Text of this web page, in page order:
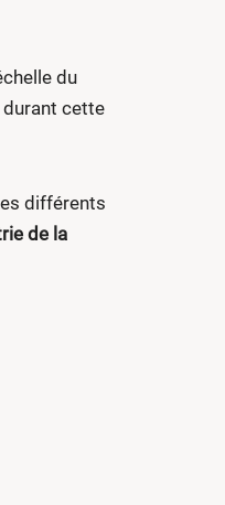
du
durant cette
différents
de la